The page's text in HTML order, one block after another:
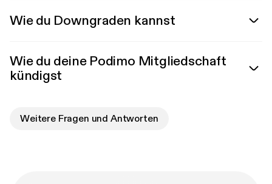
Wie du Downgraden kannst
Wie du deine Podimo Mitgliedschaft
kündigst
Weitere Fragen und Antworten